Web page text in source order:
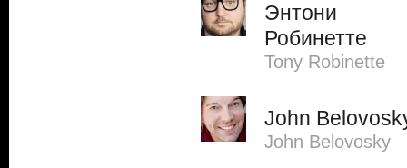
Энтони
Робинетте
Tony Robinette
John
John Belovosky